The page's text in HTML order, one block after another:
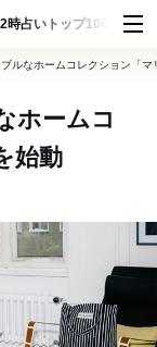
時占い トップ100 スナッ
ルなホームコレクション「マ
ホームコ
始動